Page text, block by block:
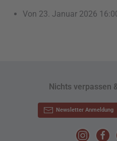
Von 23. Januar 2026
Nichts verpassen
Newsletter Anmeldung